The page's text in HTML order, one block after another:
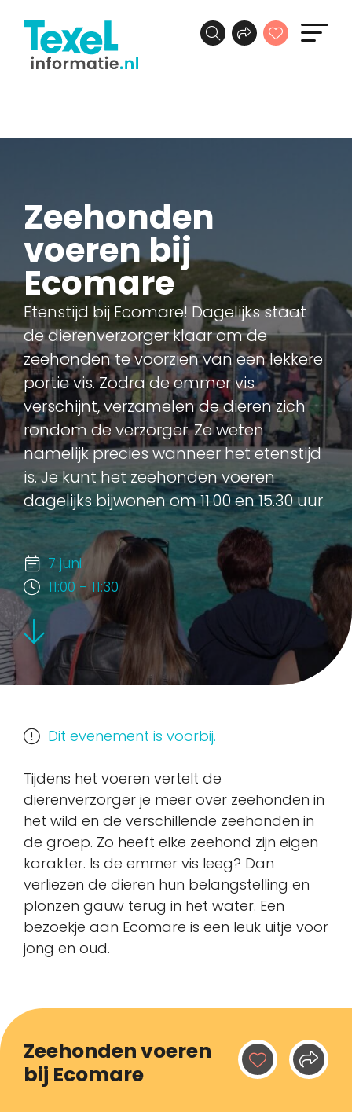
Zeehonden
voeren bij
Ecomare
Etenstijd bij Ecomare! Dagelijks staat
de dierenverzorger klaar om de
zeehonden te voorzien van een lekkere
portie vis. Zodra de emmer vis
verschijnt, verzamelen de dieren zich
rondom de verzorger. Ze weten
namelijk precies wanneer het etenstijd
is. Je kunt het zeehonden voeren
dagelijks bijwonen om 11.00 en 15.30 uur.
7 juni
11:00 - 11:30
Dit evenement is voorbij.
Zeehonden voeren
bij Ecomare
Tijdens het voeren vertelt de
dierenverzorger je meer over zeehonden in
het wild en de verschillende zeehonden in
de groep. Zo heeft elke zeehond zijn eigen
karakter. Is de emmer vis leeg? Dan
verliezen de dieren hun belangstelling en
plonzen gauw terug in het water. Een
bezoekje aan Ecomare is een leuk uitje voor
jong en oud.